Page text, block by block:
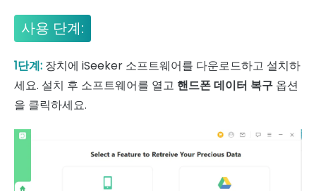
사용 단계:
1단계: 장치에 iSeeker 소프트웨어를 다운로드하고 설치하
세요. 설치 후 소프트웨어를 열고 핸드폰 데이터 복구 옵션
을 클릭하세요.